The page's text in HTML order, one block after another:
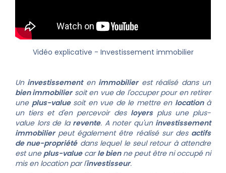
Vidéo explicative - Investissement immobilier
Un investissementen immobilierest réalisé dans un
bien immobiliersoit en vue de l'occuper pour en retirer
une plus-valuesoit en vue de le mettre en locationà
un tiers et d'en percevoir des loyersplus une plus-
value lors de la revente. A noter qu'un investissement
immobilier peut également être réalisé sur des actifs
de nue-propriétédans lequel le seul retour à attendre
est uneplus-valuecarle bienne peut être ni occupé ni
mis en location par l'investisseur.